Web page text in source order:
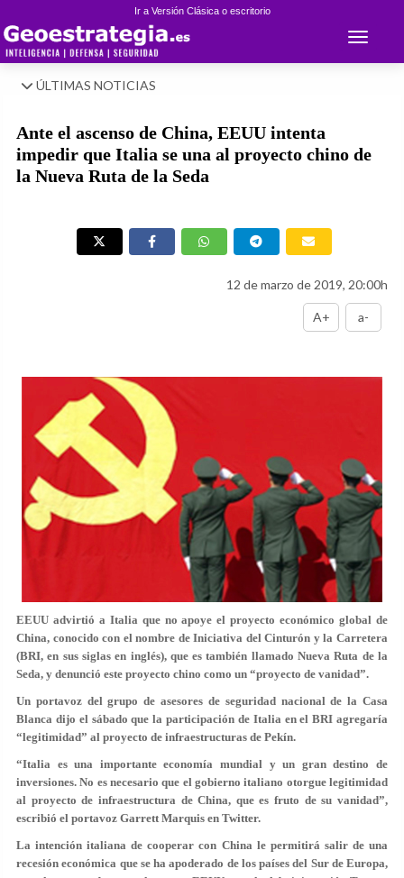
Ir a Versión Clásica o escritorio
Toggle
ÚLTIMAS NOTICIAS
Ante el ascenso de China, EEUU intenta
impedir que Italia se una al proyecto chino de
la Nueva Ruta de la Seda
12 de marzo de 2019, 20:00h
A+ a-
EEUU advirtió a Italia que no apoye el proyecto económico global de
China, conocido con el nombre de Iniciativa del Cinturón y la Carretera
(BRI, en sus siglas en inglés), que es también llamado Nueva Ruta de la
Seda, y denunció este proyecto chino como un “proyecto de vanidad”.
Un portavoz del grupo de asesores de seguridad nacional de la Casa
Blanca dijo el sábado que la participación de Italia en el BRI agregaría
“legitimidad” al proyecto de infraestructuras de Pekín.
“Italia es una importante economía mundial y un gran destino de
inversiones. No es necesario que el gobierno italiano otorgue legitimidad
al proyecto de infraestructura de China, que es fruto de su vanidad”,
escribió el portavoz Garrett Marquis en Twitter.
La intención italiana de cooperar con China le permitirá salir de una
recesión económica que se ha apoderado de los países del Sur de Europa,